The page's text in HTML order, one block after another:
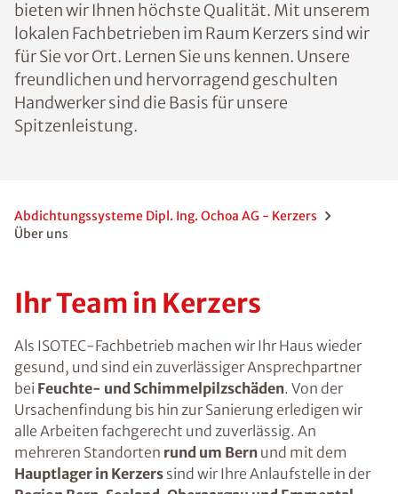
bieten wir Ihnen höchste Qualität. Mit unserem
lokalen Fachbetrieben im Raum Kerzers sind wir
für Sie vor Ort. Lernen Sie uns kennen. Unsere
freundlichen und hervorragend geschulten
Handwerker sind die Basis für unsere
Spitzenleistung.
Abdichtungssysteme Dipl. Ing. Ochoa AG - Kerzers
Über uns
Ihr Team in Kerzers
Als ISOTEC-Fachbetrieb machen wir Ihr Haus wieder
gesund, und sind ein zuverlässiger Ansprechpartner
bei Feuchte- und Schimmelpilzschäden. Von der
Ursachenfindung bis hin zur Sanierung erledigen wir
alle Arbeiten fachgerecht und zuverlässig. An
mehreren Standorten rund um Bern und mit dem
Hauptlager in Kerzers sind wir Ihre Anlaufstelle in der